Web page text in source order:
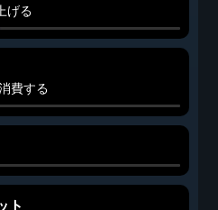
げる
費する
ト